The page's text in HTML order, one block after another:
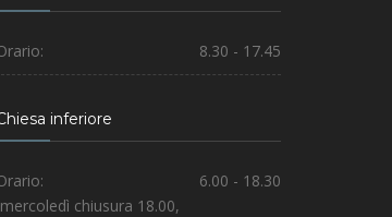
8.30 - 17.45
inferiore
6.00 - 18.30
chiusura 18.00,